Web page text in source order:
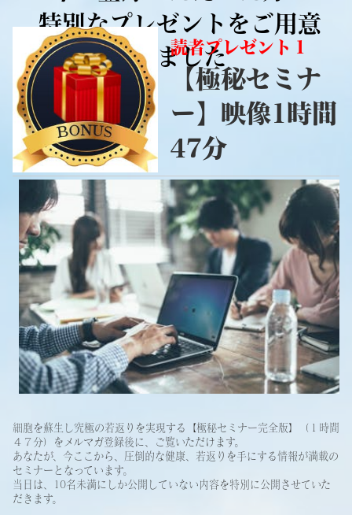
特別なプレゼントをご用意
しました
読者プレゼント１
【極秘セミナ
ー】映像1時間
47分
細胞を蘇生し究極の若返りを実現する【極秘セミナー完全版】（１時間
４７分）をメルマガ登録後に、ご覧いただけます。
あなたが、今ここから、圧倒的な健康、若返りを手にする情報が満載の
セミナーとなっています。
当日は、10名未満にしか公開していない内容を特別に公開させていた
だきます。